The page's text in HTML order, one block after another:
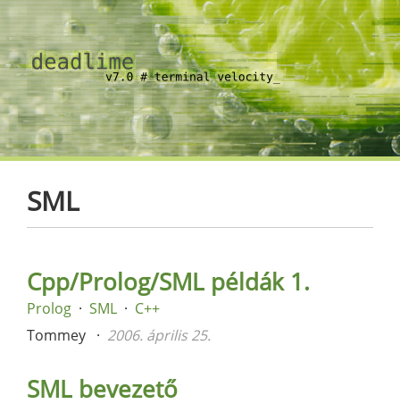
SML
Cpp/Prolog/SML példák 1.
Prolog SML
C++
Tommey
2006. április 25.
SML bevezető